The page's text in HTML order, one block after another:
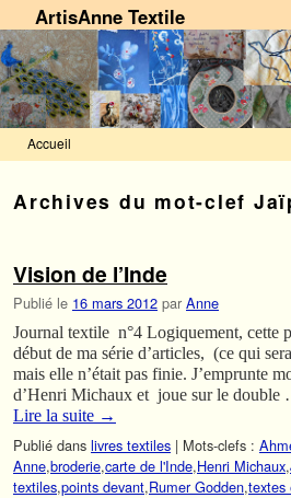
ArtisAnne Textile
Accueil
Archives du mot-clef
Vision de l’Inde
Publié le 16 mars 2012 par Anne
Journal textile n°4 Logiquement, cette
début de ma série d’articles, (ce qui
mais elle n’était pas finie. J’emprunte
d’Henri Michaux et joue sur le double
Lire la suite →
Publié dans livres textiles | Mots-clefs :
Anne,broderie,carte de l'Inde,Henri Michaux,
textiles,points devant,Rumer Godden,textes